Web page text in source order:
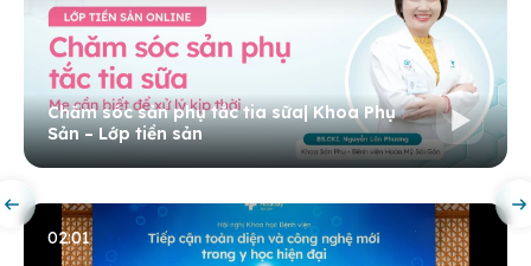
Chăm sóc sản phụ tắc tia sữa| Khoa Phụ
Sản – Lớp tiền sản
02:01